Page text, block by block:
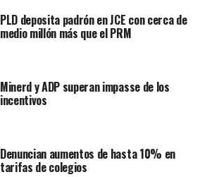
PLD deposita padrón en JCE con cerca de
medio millón más que el PRM
Minerd y ADP superan impasse de los
incentivos
Denuncian aumentos de hasta 10% en
tarifas de colegios